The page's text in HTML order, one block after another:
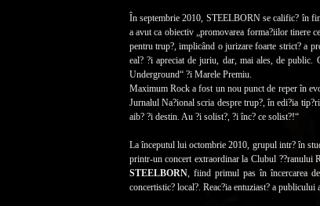
În septembrie 2010, STEELBORN se calific? în
a avut ca obiectiv „promovarea forma?iilor tinere
pentru trup?, implicând o jurizare foarte strict? a
eal? ?i apreciat de juriu, dar, mai ales, de
Underground“ ?i Marele Premiu.
Maximum Rock a fost un nou punct de reper în
Jurnalul Na?ional scria despre trup?, în edi?ia
aib? ?i destin. Au ?i solist?, ?i înc? ce solist?!“
La începutul lui octombrie 2010, grupul intr? în
printr-un concert extraordinar la Clubul ??ranului
STEELBORN, fiind primul pas în încercarea
concertistic? local?. Reac?ia entuziast? a